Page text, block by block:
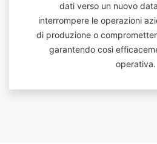
dati verso un nuovo
interrompere le operazioni
di produzione o
garantendo così
operativa.